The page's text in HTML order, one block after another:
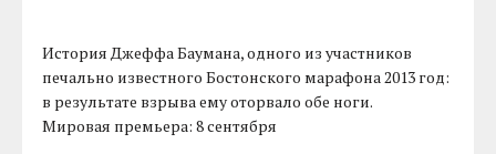
История Джеффа Баумана, одного из участников
печально известного Бостонского марафона 2013 год:
в результате взрыва ему оторвало обе ноги.
Мировая премьера: 8 сентября